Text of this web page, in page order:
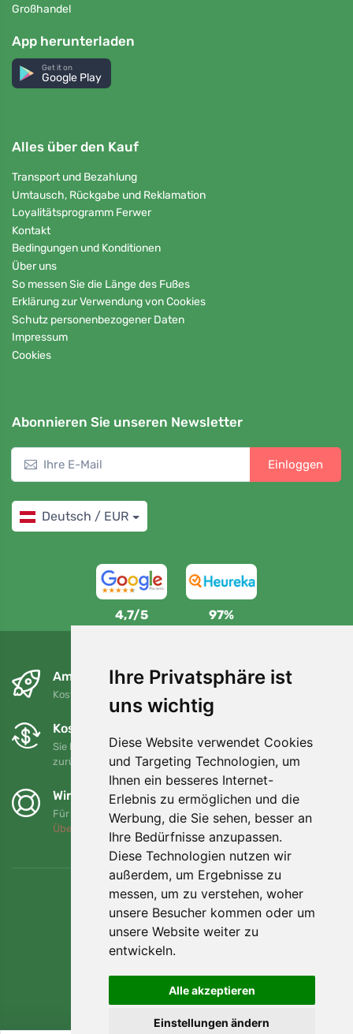
Ihre Privatsphäre ist
uns wichtig
Diese Website verwendet Cookies
und Targeting Technologien, um
Ihnen ein besseres Internet-
Erlebnis zu ermöglichen und die
Werbung, die Sie sehen, besser an
Ihre Bedürfnisse anzupassen.
Diese Technologien nutzen wir
außerdem, um Ergebnisse zu
messen, um zu verstehen, woher
unsere Besucher kommen oder um
unsere Website weiter zu
entwickeln.
Alle akzeptieren
Einstellungen ändern
Großhandel
App herunterladen
Get it on
Google Play
Alles über den Kauf
Transport und Bezahlung
Umtausch, Rückgabe und Reklamation
Loyalitätsprogramm Ferwer
Kontakt
Bedingungen und Konditionen
Über uns
So messen Sie die Länge des Fußes
Erklärung zur Verwendung von Cookies
Schutz personenbezogener Daten
Impressum
Cookies
Abonnieren Sie unseren Newsletter
Einloggen
Deutsch / EUR
4,7/5 97%
Am nächsten Tag und kostenlos
Kostenloser Versand für Bestellungen über 80 EUR
Kostenloser Umtausch und Rückgabe
Sie können Ihre Bestellung jederzeit innerhalb von 90 Tagen
zurückgeben oder umtauschen.
Wir unterstützen Trees.org
Für jede Bestellung pflanzen wir einen Baum! Mehr lesen
Über uns